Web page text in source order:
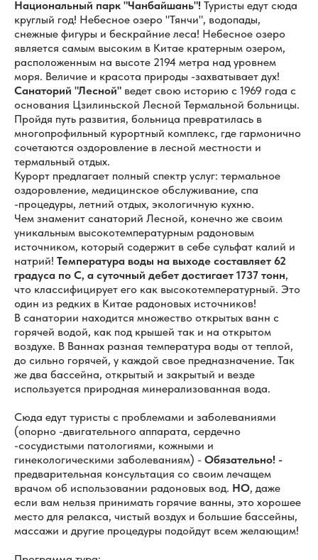
Национальный парк "Чанбайшань"! Туристы едут сюда
круглый год! Небесное озеро "Тянчи", водопады,
снежные фигуры и бескрайние леса! Небесное озеро
является самым высоким в Китае кратерным озером,
расположенным на высоте 2194 метра над уровнем
моря. Величие и красота природы -захватывает дух!
Санаторий "Лесной" ведет свою историю с 1969 года с
основания Цзилиньской Лесной Термальной больницы.
Пройдя путь развития, больница превратилась в
многопрофильный курортный комплекс, где гармонично
сочетаются оздоровление в лесной местности и
термальный отдых.
Курорт предлагает полный спектр услуг: термальное
оздоровление, медицинское обслуживание, спа
-процедуры, летний отдых, экологичную кухню.
Чем знаменит санаторий Лесной, конечно же своим
уникальным высокотемпературным радоновым
источником, который содержит в себе сульфат калий и
натрий! Температура воды на выходе составляет 62
градуса по С, а суточный дебет достигает 1737 тонн,
что классифицирует его как высокотемпературный. Это
один из редких в Китае радоновых источников!
В санатории находится множество открытых ванн с
горячей водой, как под крышей так и на открытом
воздухе. В Ваннах разная температура воды от теплой,
до сильно горячей, у каждой свое предназначение. Так
же два бассейна, открытый и закрытый и везде
используется природная минерализованная вода.
Сюда едут туристы с проблемами и заболеваниями
(опорно -двигательного аппарата, сердечно
-сосудистыми патологиями, кожными и
гинекологическими заболеваниям) - Обязательно! -
предварительная консультация со своим лечащем
врачом об использовании радоновых вод. НО, даже
если вам нельзя принимать горячие ванны, это хорошее
место для релакса, чистый воздух и большие бассейны,
массажи и другие процедуры подойдут всем желающим!